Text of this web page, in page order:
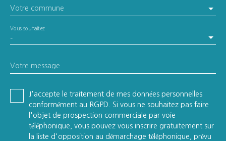
Votre commune
-
Vous souhaitez
Votre message
J'accepte le traitement de mes données personnelles
conformément au RGPD. Si vous ne souhaitez pas faire
l'objet de prospection commerciale par voie
téléphonique, vous pouvez vous inscrire gratuitement sur
la liste d'opposition au démarchage téléphonique, prévu